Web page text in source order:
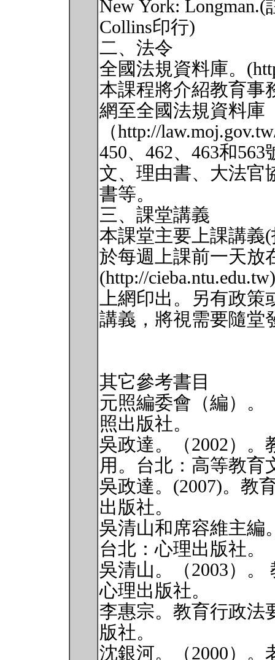
New York:
Collins印行)
二、法令
全國法規資料庫。
本課程將介紹教育事
網至全國法規資料庫
（http://
450、462、463和563
文、理由書、大法官
書等。
三、課堂講義
本課堂主要上課講義
於每週上課前一天放
(http://
上網印出。另有政策
講義，將視需要隨堂
其它參考書目
元照編委會（編）。
照出版社。
吳政達。（2002）
用。台北：高等教育
吳政達。(2007)。教
出版社。
吳清山和席容維主編
台北：心理出版社。
吳清山。（2003）
心理出版社。
李惠宗。教育行政法
版社。
沈銀河。（2000）